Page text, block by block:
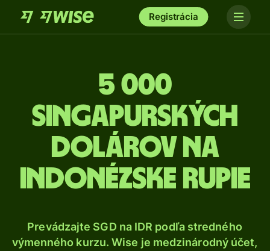
Registrácia
5 000
Singapurských
dolárov na
indonézske rupie
Prevádzajte SGD na IDR podľa stredného
výmenného kurzu. Wise je medzinárodný účet,